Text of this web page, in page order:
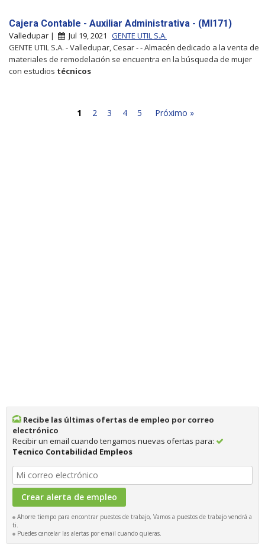
Cajera Contable - Auxiliar Administrativa - (Ml171)
Valledupar | Jul 19, 2021 GENTE UTIL S.A.
GENTE UTIL S.A. - Valledupar, Cesar - - Almacén dedicado a la venta de
materiales de remodelación se encuentra en la búsqueda de mujer
con estudios técnicos
1 2 3 4 5 Próximo »
Recibe las últimas ofertas de empleo por correo
electrónico
Recibir un email cuando tengamos nuevas ofertas para:
Tecnico Contabilidad Empleos
Ahorre tiempo para encontrar puestos de trabajo, Vamos a puestos de trabajo vendrá a
ti.
Puedes cancelar las alertas por email cuando quieras.